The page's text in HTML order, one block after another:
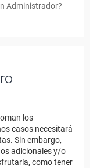
Administrador?
los
casos necesitará
Sin embargo,
adicionales y/o
como tener